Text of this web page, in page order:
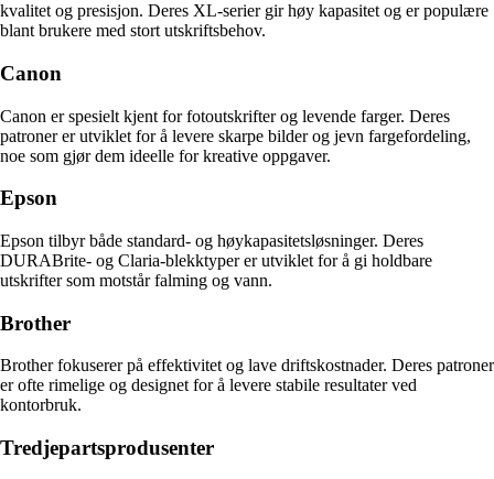
kvalitet og presisjon. Deres XL-serier gir høy kapasitet og er populære
blant brukere med stort utskriftsbehov.
Canon
Canon er spesielt kjent for fotoutskrifter og levende farger. Deres
patroner er utviklet for å levere skarpe bilder og jevn fargefordeling,
noe som gjør dem ideelle for kreative oppgaver.
Epson
Epson tilbyr både standard- og høykapasitetsløsninger. Deres
DURABrite- og Claria-blekktyper er utviklet for å gi holdbare
utskrifter som motstår falming og vann.
Brother
Brother fokuserer på effektivitet og lave driftskostnader. Deres patroner
er ofte rimelige og designet for å levere stabile resultater ved
kontorbruk.
Tredjepartsprodusenter